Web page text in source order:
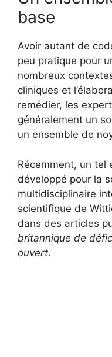
base
Avoir autant de
peu pratique pour
nombreux
cliniques et
remédier, les
généralement un
un ensemble de
Récemment, un tel
développé pour la
multidisciplinaire
scientifique de
dans des articles
britannique de
ouvert.